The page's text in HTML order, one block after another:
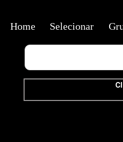
Home Selecionar